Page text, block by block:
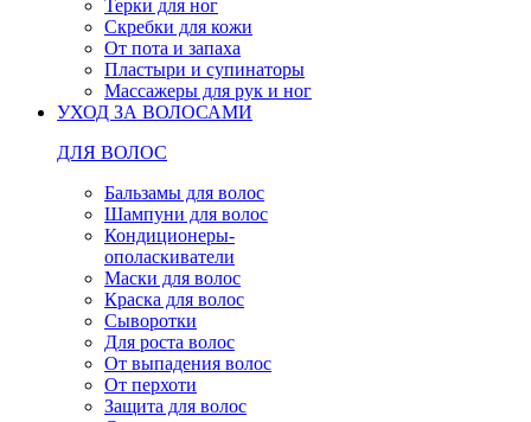
Терки для ног
Скребки для кожи
От пота и запаха
Пластыри и супинаторы
Массажеры для рук и ног
УХОД ЗА ВОЛОСАМИ
ДЛЯ ВОЛОС
Бальзамы для волос
Шампуни для волос
Кондиционеры-
ополаскиватели
Маски для волос
Краска для волос
Сыворотки
Для роста волос
От выпадения волос
От перхоти
Защита для волос